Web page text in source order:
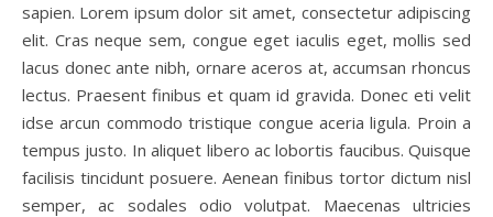
sapien. Lorem ipsum dolor sit amet, consectetur adipiscing
elit. Cras neque sem, congue eget iaculis eget, mollis sed
lacus donec ante nibh, ornare aceros at, accumsan rhoncus
lectus. Praesent finibus et quam id gravida. Donec eti velit
idse arcun commodo tristique congue aceria ligula. Proin a
tempus justo. In aliquet libero ac lobortis faucibus. Quisque
facilisis tincidunt posuere. Aenean finibus tortor dictum nisl
semper, ac sodales odio volutpat. Maecenas ultricies